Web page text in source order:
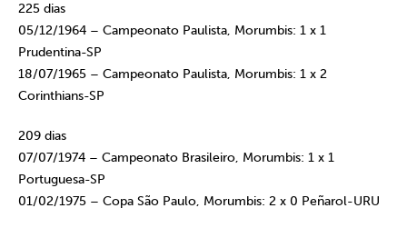
225 dias
05/12/1964 – Campeonato Paulista, Morumbis: 1 x 1
Prudentina-SP
18/07/1965 – Campeonato Paulista, Morumbis: 1 x 2
Corinthians-SP
209 dias
07/07/1974 – Campeonato Brasileiro, Morumbis: 1 x 1
Portuguesa-SP
01/02/1975 – Copa São Paulo, Morumbis: 2 x 0 Peñarol-URU